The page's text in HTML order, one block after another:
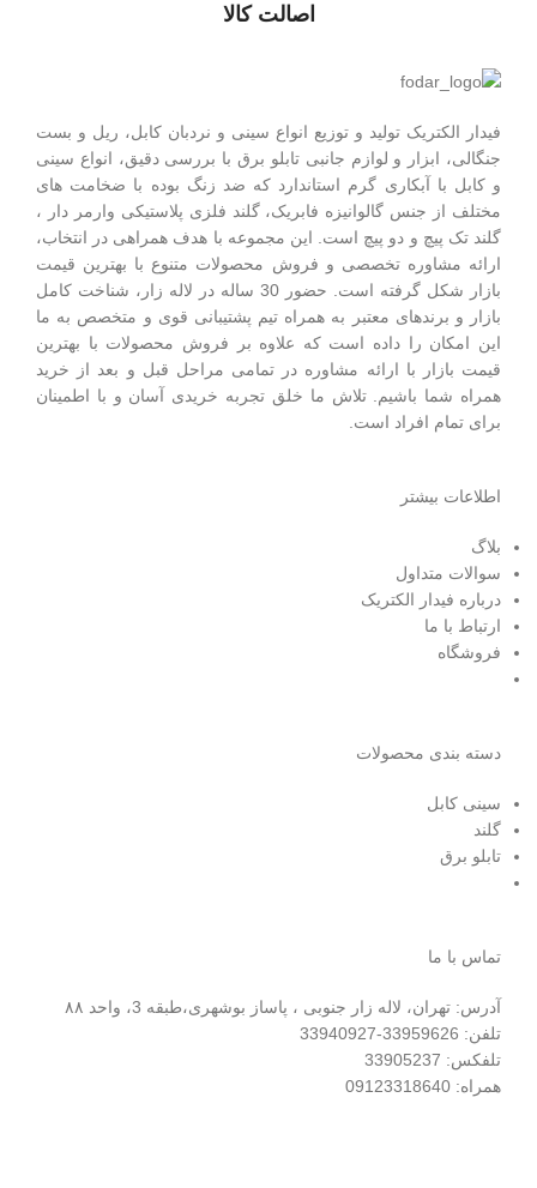
اصالت کالا
فیدار الکتریک توليد و توزیع انواع سینی و نردبان کابل، ریل و بست
جنگالی، ابزار و لوازم جانبی تابلو برق با بررسی دقیق، انواع سینی
و کابل با آبکاری گرم استاندارد که ضد زنگ بوده با ضخامت های
مختلف از جنس گالوانیزه فابریک، گلند فلزی پلاستيکی وارمر دار ،
گلند تک پيچ و دو پيچ است. این مجموعه با هدف همراهی در انتخاب،
ارائه مشاوره تخصصی و فروش محصولات متنوع با بهترین قیمت
بازار شکل گرفته است. حضور 30 ساله در لاله زار، شناخت کامل
بازار و برندهای معتبر به همراه تیم پشتیبانی قوی و متخصص به ما
این امکان را داده است که علاوه بر فروش محصولات با بهترین
قیمت بازار با ارائه مشاوره در تمامی مراحل قبل و بعد از خرید
همراه شما باشیم. تلاش ما خلق تجربه خریدی آسان و با اطمینان
برای تمام افراد است.
اطلاعات بیشتر
بلاگ
سوالات متداول
درباره فیدار الکتریک
ارتباط با ما
فروشگاه
دسته بندی محصولات
سینی کابل
گلند
تابلو برق
تماس با ما
آدرس: تهران، لاله زار جنوبی ، پاساز بوشهری،طبقه 3، واحد ۸۸
تلفن: 33959626-33940927
تلفکس: 33905237
همراه: 09123318640